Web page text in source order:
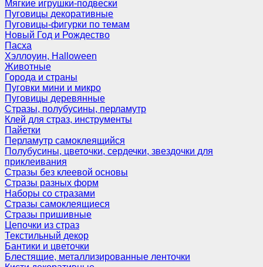
Мягкие игрушки-подвески
Пуговицы декоративные
Пуговицы-фигурки по темам
Новый Год и Рождество
Пасха
Хэллоуин, Halloween
Животные
Города и страны
Пуговки мини и микро
Пуговицы деревянные
Стразы, полубусины, перламутр
Клей для страз, инструменты
Пайетки
Перламутр самоклеящийся
Полубусины, цветочки, сердечки, звездочки для
приклеивания
Стразы без клеевой основы
Стразы разных форм
Наборы со стразами
Стразы самоклеящиеся
Стразы пришивные
Цепочки из страз
Текстильный декор
Бантики и цветочки
Блестящие, металлизированные ленточки